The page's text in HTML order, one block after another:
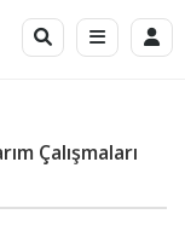
Çalışmaları